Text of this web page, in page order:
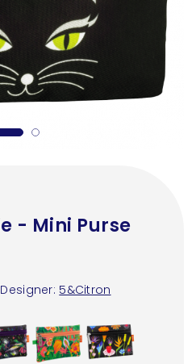
- Mini Purse
Designer: 5&Citron